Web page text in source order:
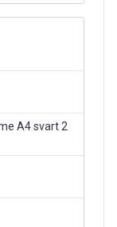
A4 svart 2